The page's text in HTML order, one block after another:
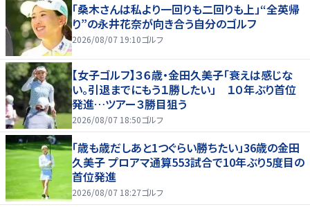
「桑木さんは私より一回りも二回りも上」“全英帰
り”の永井花奈が向き合う自分のゴルフ
2026/08/07 19:10ゴルフ
【女子ゴルフ】３６歳・金田久美子「衰えは感じな
い。引退までにもう１勝したい」 １０年ぶり首位
発進…ツアー３勝目狙う
2026/08/07 18:50ゴルフ
「歳も歳だしあと1つぐらい勝ちたい」36歳の金田
久美子 プロアマ通算553試合で10年ぶり5度目の
首位発進
2026/08/07 18:27ゴルフ